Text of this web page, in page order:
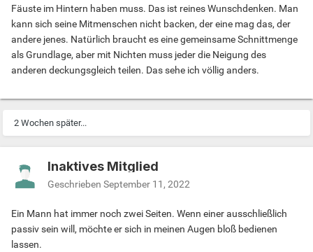
Fäuste im Hintern haben muss. Das ist reines Wunschdenken. Man
kann sich seine Mitmenschen nicht backen, der eine mag das, der
andere jenes. Natürlich braucht es eine gemeinsame Schnittmenge
als Grundlage, aber mit Nichten muss jeder die Neigung des
anderen deckungsgleich teilen. Das sehe ich völlig anders.
2 Wochen später...
Inaktives Mitglied
Geschrieben September 11, 2022
Ein Mann hat immer noch zwei Seiten. Wenn einer ausschließlich
passiv sein will, möchte er sich in meinen Augen bloß bedienen
lassen.